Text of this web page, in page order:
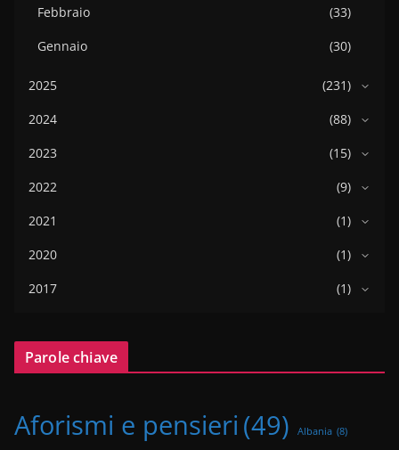
Febbraio
(33)
Gennaio
(30)
2025
(231)
2024
(88)
2023
(15)
2022
(9)
2021
(1)
2020
(1)
2017
(1)
Parole chiave
Aforismi e pensieri (49) Albania (8)